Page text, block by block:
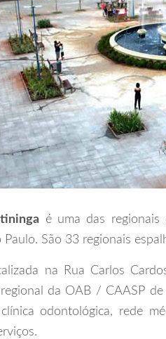
é uma das
São 33 regionais
na Rua Carlos
regional da OAB / CAASP
odontológica, rede